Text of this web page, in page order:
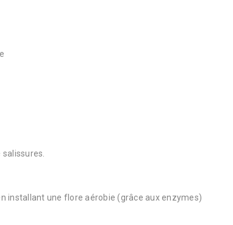
installant une flore aérobie (grâce aux enzymes)